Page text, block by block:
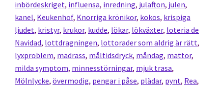
inbördeskriget, influensa, inredning, julafton, julen,
kanel, Keukenhof, Knorriga krönikor, kokos, krispiga
ljudet, kristyr, krukor, kudde, lökar, lökväxter, loteria de
Navidad, lottdragningen, lottorader som aldrig är rätt,
lyxproblem, madrass, måltidsdryck, måndag, mattor,
milda symptom, minnesstörningar, mjuk trasa,
Mölnlycke, övermodig, pengar i påse, plädar, pynt, Rea,